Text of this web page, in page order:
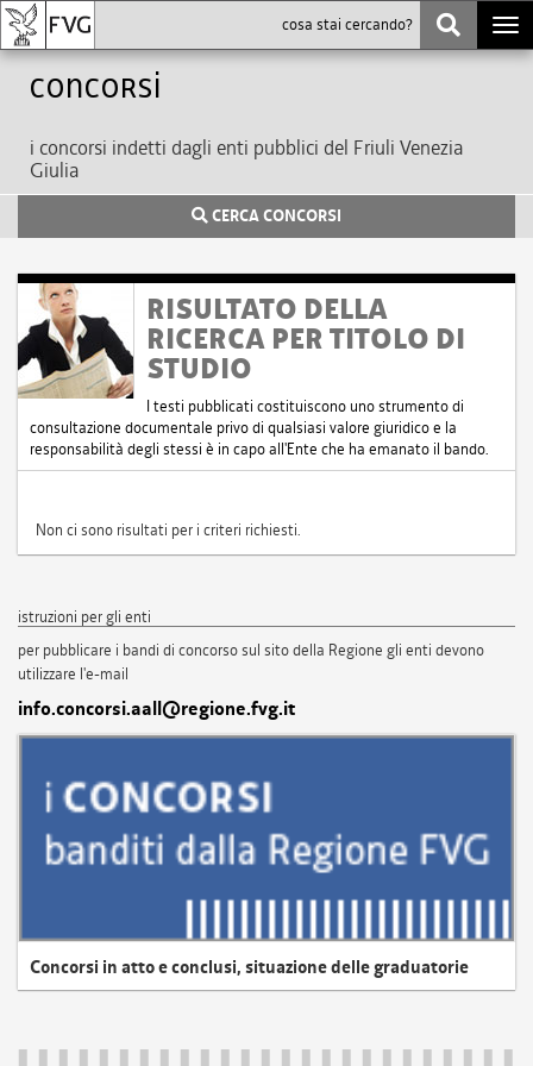
Concorsi
i concorsi indetti dagli enti pubblici del Friuli Venezia
Giulia
CERCA CONCORSI
RISULTATO DELLA
RICERCA PER TITOLO DI
STUDIO
I testi pubblicati costituiscono uno strumento di
consultazione documentale privo di qualsiasi valore giuridico e la
responsabilità degli stessi è in capo all'Ente che ha emanato il bando.
Non ci sono risultati per i criteri richiesti.
istruzioni per gli enti
per pubblicare i bandi di concorso sul sito della Regione gli enti devono
utilizzare l'e-mail
info.concorsi.aall@regione.fvg.it
Concorsi in atto e conclusi, situazione delle graduatorie